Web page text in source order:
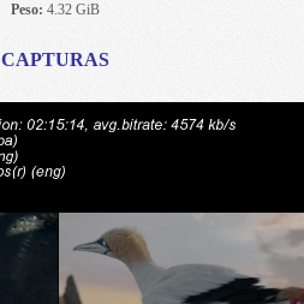
Peso: 4.32 GiB
CAPTURAS